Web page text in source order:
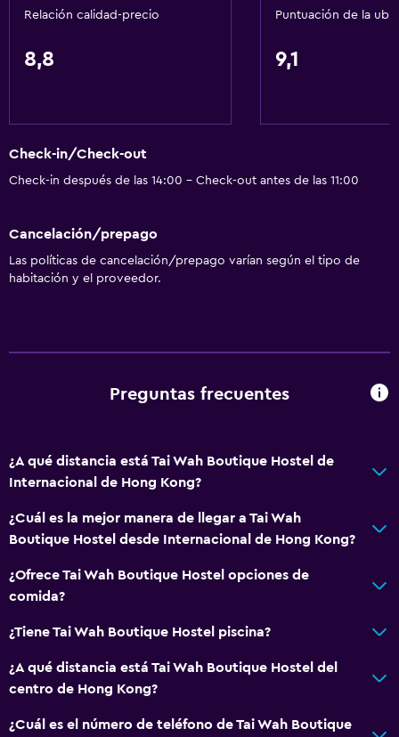
Relación calidad-precio
8,8
Puntuación de la
9,1
Check-in/Check-out
Check-in después de las 14:00 - Check-out antes de las 11:00
Cancelación/prepago
Las políticas de cancelación/prepago varían según el tipo de
habitación y el proveedor.
Preguntas frecuentes
¿A qué distancia está Tai Wah Boutique Hostel de
Internacional de Hong Kong?
¿Cuál es la mejor manera de llegar a Tai Wah
Boutique Hostel desde Internacional de Hong Kong?
¿Ofrece Tai Wah Boutique Hostel opciones de
comida?
¿Tiene Tai Wah Boutique Hostel piscina?
¿A qué distancia está Tai Wah Boutique Hostel del
centro de Hong Kong?
¿Cuál es el número de teléfono de Tai Wah Boutique